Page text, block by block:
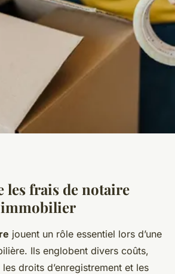
: budgétiser
notaire
2024•7 min de lecture
les frais de notaire
immobilier
jouent un rôle essentiel lors d’une
Ils englobent divers coûts,
droits d’enregistrement et les